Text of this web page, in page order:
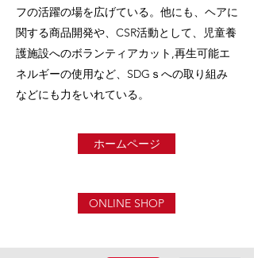
フの活躍の場を広げている。他にも、ヘアに
関する商品開発や、CSR活動として、児童養
護施設へのボランティアカット,再生可能エ
ネルギーの使用など、SDGｓへの取り組み
などにも力をいれている。
ホームページ
ONLINE SHOP